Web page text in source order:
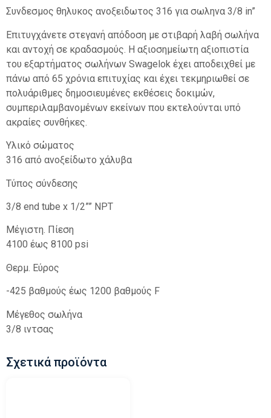
Συνδεσμος θηλυκος ανοξειδωτος 316 για σωληνα 3/8 in”
Επιτυγχάνετε στεγανή απόδοση με στιβαρή λαβή σωλήνα
και αντοχή σε κραδασμούς. Η αξιοσημείωτη αξιοπιστία
του εξαρτήματος σωλήνων Swagelok έχει αποδειχθεί με
πάνω από 65 χρόνια επιτυχίας και έχει τεκμηριωθεί σε
πολυάριθμες δημοσιευμένες εκθέσεις δοκιμών,
συμπεριλαμβανομένων εκείνων που εκτελούνται υπό
ακραίες συνθήκες.
Υλικό σώματος
316 από ανοξείδωτο χάλυβα
Τύπος σύνδεσης
3/8 end tube x 1/2”” NPT
Μέγιστη. Πίεση
4100 έως 8100 psi
Θερμ. Εύρος
-425 βαθμούς έως 1200 βαθμούς F
Μέγεθος σωλήνα
3/8 ιντσας
Σχετικά προϊόντα